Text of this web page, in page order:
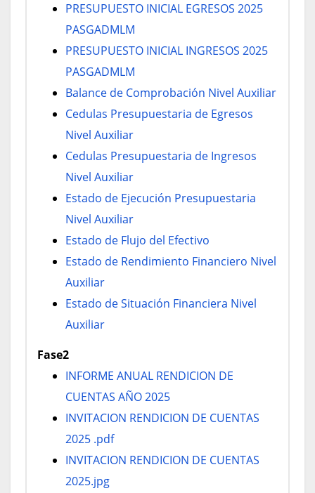
PRESUPUESTO INICIAL EGRESOS 2025
PASGADMLM
PRESUPUESTO INICIAL INGRESOS 2025
PASGADMLM
Balance de Comprobación Nivel Auxiliar
Cedulas Presupuestaria de Egresos
Nivel Auxiliar
Cedulas Presupuestaria de Ingresos
Nivel Auxiliar
Estado de Ejecución Presupuestaria
Nivel Auxiliar
Estado de Flujo del Efectivo
Estado de Rendimiento Financiero Nivel
Auxiliar
Estado de Situación Financiera Nivel
Auxiliar
Fase2
INFORME ANUAL RENDICION DE
CUENTAS AÑO 2025
INVITACION RENDICION DE CUENTAS
2025 .pdf
INVITACION RENDICION DE CUENTAS
2025.jpg